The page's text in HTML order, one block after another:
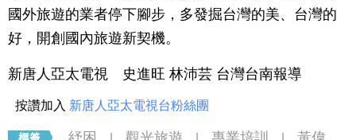
國外旅遊的業者停下腳步，多發掘台灣的美、台灣的
好，開創國內旅遊新契機。
新唐人亞太電視 史進旺 林沛芸 台灣台南報導
按讚加入 新唐人亞太電視台粉絲團